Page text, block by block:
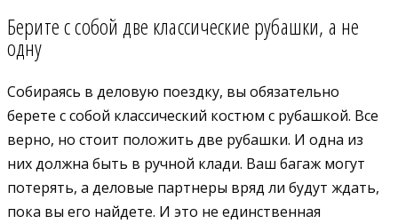
Берите с собой две классические рубашки, а не
одну
Собираясь в деловую поездку, вы обязательно
берете с собой классический костюм с рубашкой. Все
верно, но стоит положить две рубашки. И одна из
них должна быть в ручной клади. Ваш багаж могут
потерять, а деловые партнеры вряд ли будут ждать,
пока вы его найдете. И это не единственная